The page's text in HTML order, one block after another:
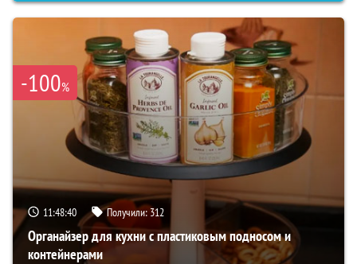
-100%
11:48:39 Получили: 312
Органайзер для кухни с пластиковым подносом и
контейнерами